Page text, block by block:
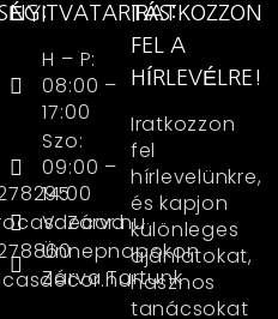
NYITVATARTÁS:
H – P:
08:00 –
17:00
Szo:
09:00 –
14:00
V: Zárva
Ünnepnapokon
Zárva Tartunk
IRATKOZZON
FEL A
HÍRLEVÉLRE!
Iratkozzon
fel
hírlevelünkre,
és kapjon
különleges
ajánlatokat,
hasznos
tanácsokat